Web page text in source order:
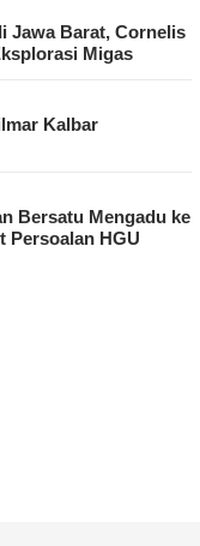
Jawa Barat, Cornelis
Migas
Kalbar
Bersatu Mengadu ke
Persoalan HGU